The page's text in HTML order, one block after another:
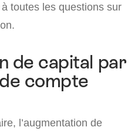
toutes les questions sur
de capital par
compte
l’augmentation de